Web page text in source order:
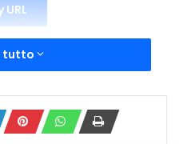
URL
tutto